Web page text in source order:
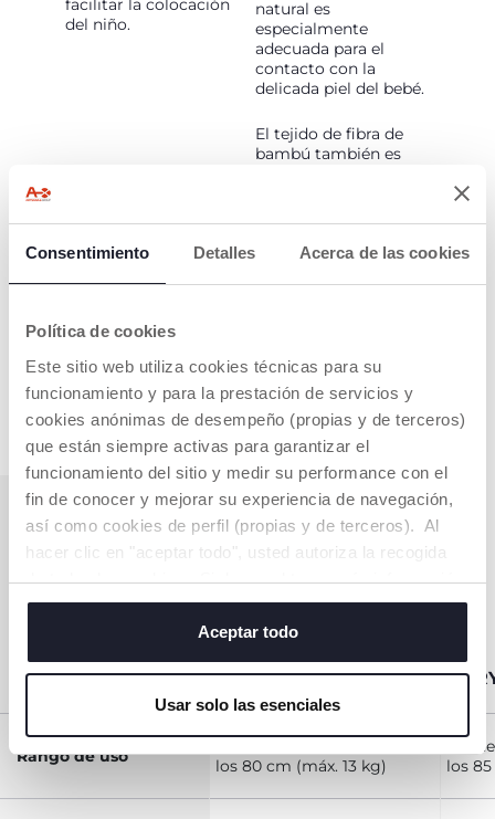
Consentimiento Detalles Acerca de las cookies
Política de cookies
Este sitio web utiliza cookies técnicas para su
funcionamiento y para la prestación de servicios y
cookies anónimas de desempeño (propias y de terceros)
que están siempre activas para garantizar el
funcionamiento del sitio y medir su performance con el
fin de conocer y mejorar su experiencia de navegación,
así como cookies de perfil (propias y de terceros). Al
hacer clic en "aceptar todo", usted autoriza la recogida
de todas las cookies. Si desea obtener más información
o cambiar o revocar el consentimiento de todas o
algunas cookies, haga clic en "mostrar detalles". Al
cerrar este banner, usted consiente en utilizar
servicio solicitado.
Aceptar todo
Usar solo las esenciales
facilitar la colocación
del niño.
natural es
especialmente
adecuada para el
contacto con la
delicada piel del bebé.
El tejido de fibra de
bambú también es
rápidamente,
SHOW MORE
TABLA
COMPARATIVA
KORY ESSENTIAL
Rango de uso
los 80 cm (máx. 13 kg)
los